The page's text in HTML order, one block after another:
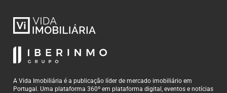
A Vida Imobiliária é a publicação líder de mercado imobiliário em
Portugal. Uma plataforma 360º em plataforma digital, eventos e notícias